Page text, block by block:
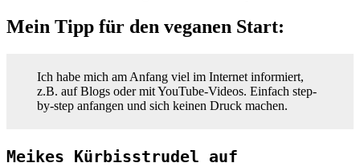
Mein Tipp für den veganen Start:
Ich habe mich am Anfang viel im Internet informiert,
z.B. auf Blogs oder mit YouTube-Videos. Einfach step-
by-step anfangen und sich keinen Druck machen.
Meikes Kürbisstrudel auf